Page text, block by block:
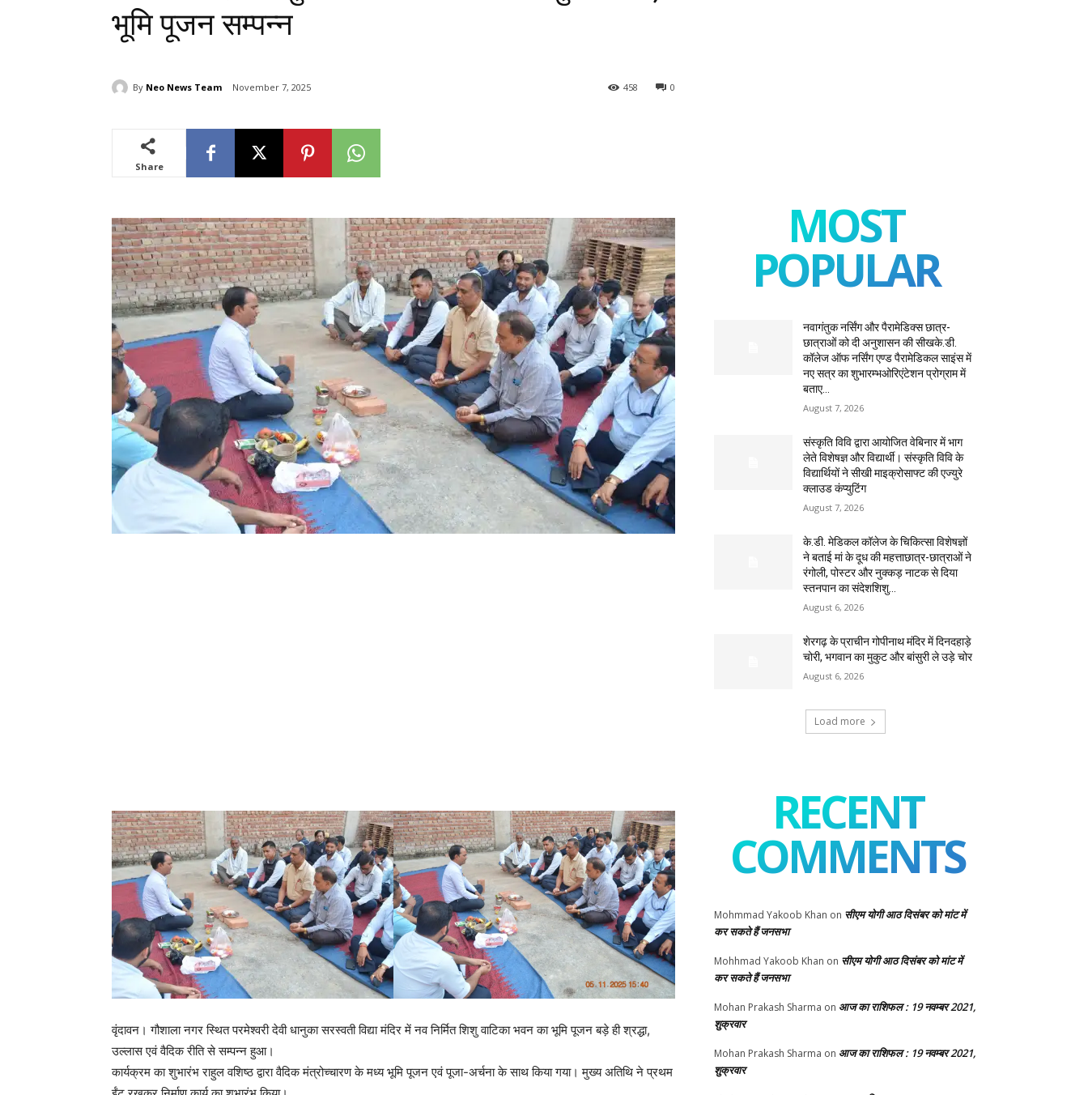
भूमि पूजन सम्पन्न
By Neo News Team November 7, 2025 0
458
Share
वृंदावन। गौशाला नगर स्थित परमेश्वरी देवी धानुका सरस्वती विद्या मंदिर में नव निर्मित शिशु वाटिका भवन का भूमि पूजन बड़े ही श्रद्धा,
उल्लास एवं वैदिक रीति से सम्पन्न हुआ।
कार्यक्रम का शुभारंभ राहुल वशिष्ठ द्वारा वैदिक मंत्रोच्चारण के मध्य भूमि पूजन एवं पूजा-अर्चना के साथ किया गया। मुख्य अतिथि ने प्रथम
MOST
POPULAR
नवागंतुक नर्सिंग और पैरामेडिक्स छात्र-
छात्राओं को दी अनुशासन की सीखके.डी.
कॉलेज ऑफ नर्सिंग एण्ड पैरामेडिकल साइंस में
नए सत्र का शुभारम्भओरिएंटेशन प्रोग्राम में
बताए...
August 7, 2026
संस्कृति विवि द्वारा आयोजित वेबिनार में भाग
लेते विशेषज्ञ और विद्यार्थी। संस्कृति विवि के
विद्यार्थियों ने सीखी माइक्रोसाफ्ट की एज्युरे
क्लाउड कंप्युटिंग
August 7, 2026
के.डी. मेडिकल कॉलेज के चिकित्सा विशेषज्ञों
ने बताई मां के दूध की महत्ताछात्र-छात्राओं ने
रंगोली, पोस्टर और नुक्कड़ नाटक से दिया
स्तनपान का संदेशशिशु...
August 6, 2026
शेरगढ़ के प्राचीन गोपीनाथ मंदिर में दिनदहाड़े
चोरी, भगवान का मुकुट और बांसुरी ले उड़े चोर
August 6, 2026
Load more
RECENT
COMMENTS
Mohmmad Yakoob Khan on सीएम योगी आठ दिसंबर को मांट में
कर सकते हैं जनसभा
Mohhmad Yakoob Khan on सीएम योगी आठ दिसंबर को मांट में
कर सकते हैं जनसभा
Mohan Prakash Sharma on आज का राशिफल : 19 नवम्बर 2021,
शुक्रवार
Mohan Prakash Sharma on आज का राशिफल : 19 नवम्बर 2021,
शुक्रवार